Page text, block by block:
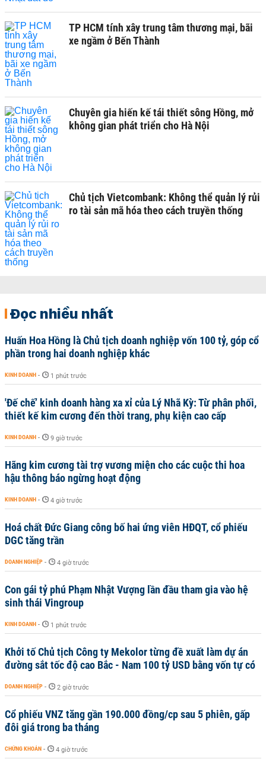
TP HCM tính xây trung tâm thương mại, bãi
xe ngầm ở Bến Thành
Chuyên gia hiến kế tái thiết sông Hồng, mở
không gian phát triển cho Hà Nội
Chủ tịch Vietcombank: Không thể quản lý rủi
ro tài sản mã hóa theo cách truyền thống
Đọc nhiều nhất
Huấn Hoa Hồng là Chủ tịch doanh nghiệp vốn 100 tỷ, góp cổ
phần trong hai doanh nghiệp khác
KINH DOANH - 1 phút trước
'Đế chế’ kinh doanh hàng xa xỉ của Lý Nhã Kỳ: Từ phân phối,
thiết kế kim cương đến thời trang, phụ kiện cao cấp
KINH DOANH - 9 giờ trước
Hãng kim cương tài trợ vương miện cho các cuộc thi hoa
hậu thông báo ngừng hoạt động
KINH DOANH - 4 giờ trước
Hoá chất Đức Giang công bố hai ứng viên HĐQT, cổ phiếu
DGC tăng trần
DOANH NGHIỆP - 4 giờ trước
Con gái tỷ phú Phạm Nhật Vượng lần đầu tham gia vào hệ
sinh thái Vingroup
KINH DOANH - 1 phút trước
Khởi tố Chủ tịch Công ty Mekolor từng đề xuất làm dự án
đường sắt tốc độ cao Bắc - Nam 100 tỷ USD bằng vốn tự có
DOANH NGHIỆP - 2 giờ trước
Cổ phiếu VNZ tăng gần 190.000 đồng/cp sau 5 phiên, gấp
đôi giá trong ba tháng
CHỨNG KHOÁN - 4 giờ trước